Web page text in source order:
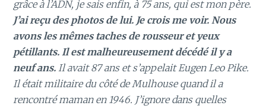
grâce à l’ADN, je sais enfin, à 75 ans, qui est mon père.
J’ai reçu des photos de lui. Je crois me voir. Nous
avons les mêmes taches de rousseur et yeux
pétillants. Il est malheureusement décédé il y a
neuf ans. Il avait 87 ans et s’appelait Eugen Leo Pike.
Il était militaire du côté de Mulhouse quand il a
rencontré maman en 1946. J’ignore dans quelles